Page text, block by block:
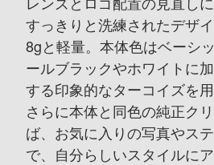
すっきりと洗練されたデザイ
8gと軽量。 本体色はベーシ
ールブラックやホワイトに加
する印象的なターコイズを用
さらに本体と同色の純正ク
ば、 お気に入りの写真やス
で、 自分らしいスタイルに